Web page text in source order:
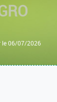
le 06/07/2026